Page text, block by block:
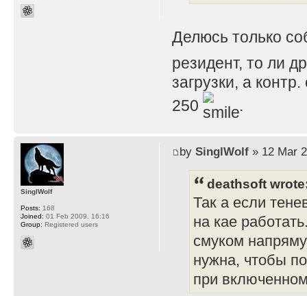
Делюсь только
резидент, то ли
загрузки, а
250
.
by SinglWolf» 12 Mar
deathsoft
Так а если
на кае
смуком
нужна, чтобы
при
SinglWolf
Posts: 168
Joined: 01 Feb 2009, 16:16
Group: Registered users